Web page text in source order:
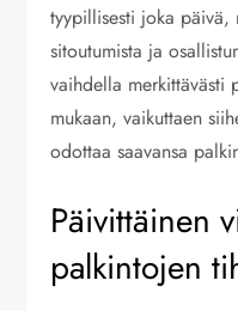
tyypillisesti joka päivä,
sitoutumista ja
vaihdella merkittävästi
mukaan, vaikuttaen
odottaa saavansa
Päivittäinen
palkintojen